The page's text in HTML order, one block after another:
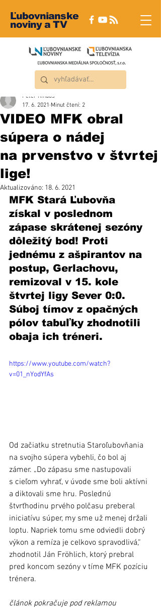
Ľubovnianske
noviny a TV
VIDEO MFK obral
súpera o nádej
na prvenstvo v štvrtej
lige!
Peter Rindoš
17. 6. 2021 Minut čtení: 2
Aktualizováno: 18. 6. 2021
MFK Stará Ľubovňa
získal v poslednom
zápase skrátenej sezóny
dôležitý bod! Proti
jednému z ašpirantov na
postup, Gerlachovu,
remizoval v 15. kole
štvrtej ligy Sever 0:0.
Súboj tímov z opačných
pólov tabuľky zhodnotili
obaja ich tréneri.
https://www.youtube.com/watch?
v=01_nYodYfAs
Od začiatku stretnutia Staroľubovňania
na svojho súpera vybehli, čo bol aj
zámer. „Do zápasu sme nastupovali
s cieľom vyhrať, v úvode sme boli aktívni
a diktovali sme hru. Poslednú
štvrťhodinu prvého polčasu preberal
iniciatívu súper, my sme už menej držali
loptu. Napriek tomu sme odviedli dobrý
výkon a remíza je celkovo spravodlivá,“
zhodnotil Ján Fröhlich, ktorý prebral
pred koncom sezóny v tíme MFK pozíciu
trénera.
článok pokračuje pod reklamou